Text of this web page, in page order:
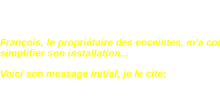
François, le propriétaire des enceintes, m'a
simplifier son installation...
Voici son message initial, je le cite: